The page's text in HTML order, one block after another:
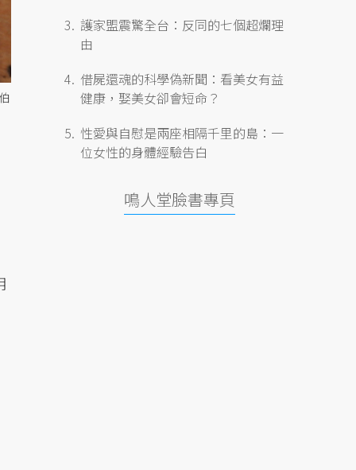
護家盟震驚全台：反同的七個超爛理
由
借屍還魂的科學偽新聞：看美女有益
健康，娶美女卻會短命？
性愛與自慰是兩座相隔千里的島：一
位女性的身體經驗告白
鳴人堂臉書專頁